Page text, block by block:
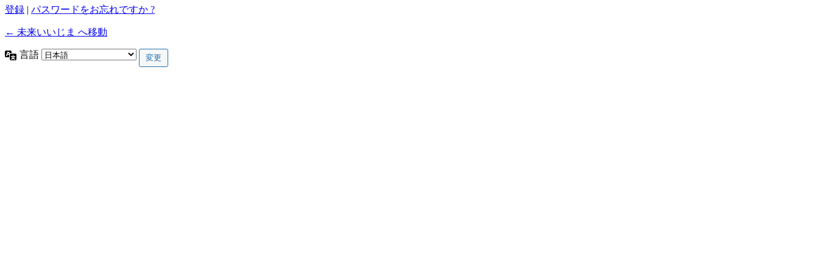
登録 | パスワードをお忘れですか ?
← 未来いいじま へ移動
言語